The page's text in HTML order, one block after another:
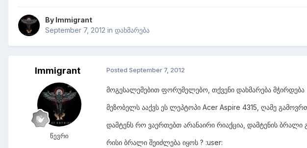
By Immigrant
September 7, 2012 in დახმარება
Immigrant
წევრი
Posted September 7, 2012
მოგესალემებით ფორუმელებო, თქვენი დახმარება მჭირდება
მეზობელს ააქვს ეს ლეპტოპი Acer Aspire 4315, ღამე
დამტენს რო ვაერთებთ არანაირი რიაქცია, დამტენის ბრალი
რისი ბრალი შეიძლება იყოს ? :user: